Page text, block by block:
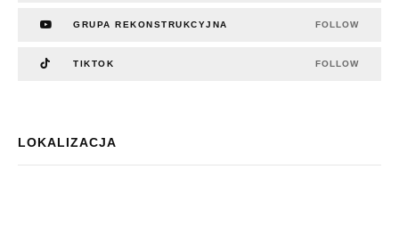
GRUPA REKONSTRUKCYJNA FOLLOW
TIKTOK FOLLOW
LOKALIZACJA